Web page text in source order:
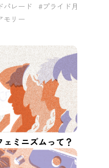
パレード
#プライド月
モリー
ェミニズムって？